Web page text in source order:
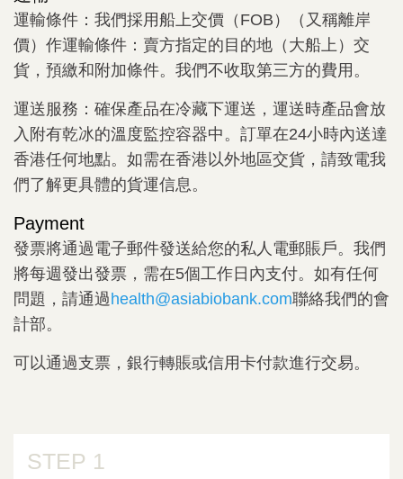
運輸條件：我們採用船上交價（FOB）（又稱離岸
價）作運輸條件：賣方指定的目的地（大船上）交
貨，預繳和附加條件。我們不收取第三方的費用。
運送服務：確保產品在冷藏下運送，運送時產品會放
入附有乾冰的溫度監控容器中。訂單在24小時內送達
香港任何地點。如需在香港以外地區交貨，請致電我
們了解更具體的貨運信息。
Payment
發票將通過電子郵件發送給您的私人電郵賬戶。我們
將每週發出發票，需在5個工作日內支付。如有任何
問題，請通過 health@asiabiobank.com聯絡我們的會
計部。
可以通過支票，銀行轉賬或信用卡付款進行交易。
STEP 1